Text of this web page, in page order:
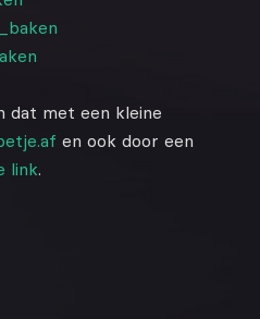
dat met een kleine
en ook door een
link.